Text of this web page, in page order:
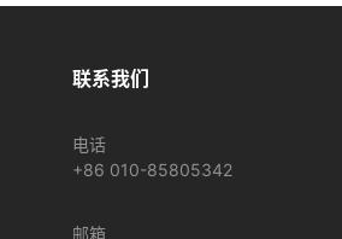
联系我们
电话
+86 010-85805342
邮箱